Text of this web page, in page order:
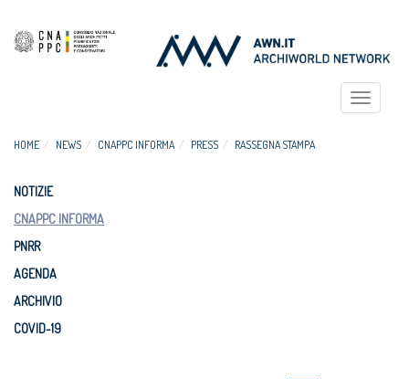
Toggle
HOME NEWS CNAPPC INFORMA PRESS RASSEGNA STAMPA
NOTIZIE
CNAPPC INFORMA
PNRR
AGENDA
ARCHIVIO
COVID-19